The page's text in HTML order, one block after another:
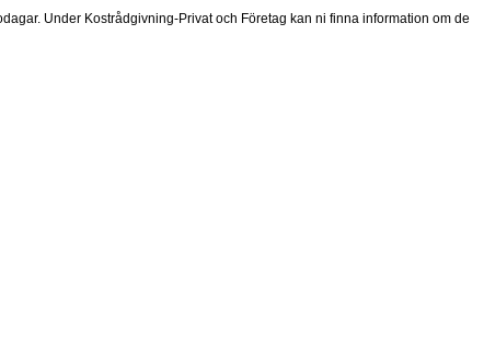
Under Kostrådgivning-Privat och Företag kan ni finna information om de